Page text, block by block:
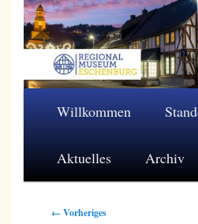
Zum
primären
Inhalt
Regionalmuseum
Willkommen
Aktuelles Archiv
Bilder-
← Vorheriges